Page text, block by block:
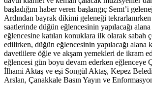
başladığını haber veren başlangıç Semt’i
Ardından bayrak dikimi geleneği
saatlerinde düğün eğlencesinin yapılacağı
eğlencesine katılan konuklara ilk olarak sabah
edilirken, düğün eğlencesinin yapılacağı alana
davetlilere öğle ve akşam yemekleri de ikram
eğlencesi gün boyu devam ederken eğlenceye
İlhami Aktaş ve eşi Songül Aktaş, Kepez
Arslan, Çanakkale Basın Yayın ve